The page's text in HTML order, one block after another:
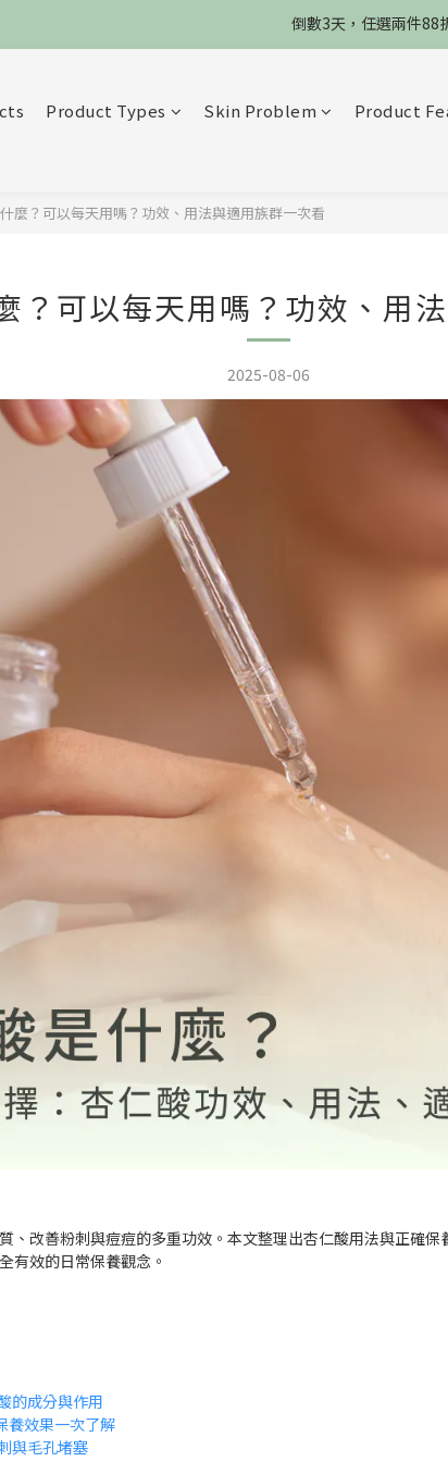
限8/8當天，滿2888送3
限時物理性防
Product Types Skin Problem Product
麼？可以每天用嗎？功效、用法與適用族群一次看
？可以每天用嗎？功效、用
2025-08-06
、改善粉刺與痘痘的多重功效。本文整理出杏仁酸用法與正確
有效的日常保養觀念。
的成分與作用
養效果一次了解
與毛孔堵塞